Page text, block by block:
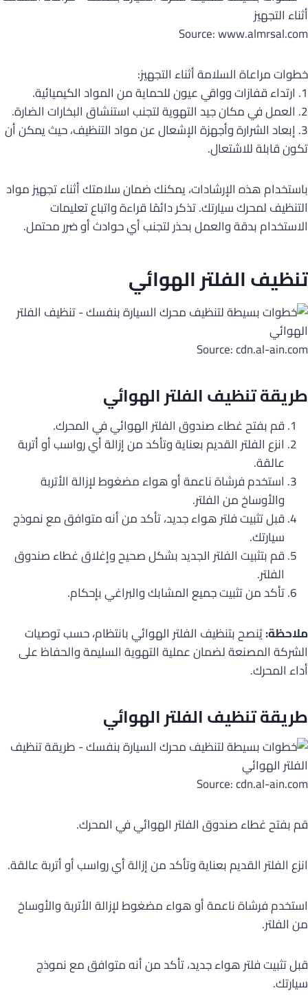
Source: www.almrsal.com
خطوات مراعاة السلامة أثناء التجهيز:
1. ارتداء قفازات وواقي عيون للحماية من المواد الكيميائية.
2. العمل في مكان جيد التهوية لتجنب استنشاق البخارات الضارة.
3. إبعاد الشرارة وأجهزة الإشعال عن مواد التنظيف، حيث يمكن أن
تكون قابلة للاشتعال.
باستخدام هذه الإرشادات، يمكنك ضمان سلامتك أثناء تجهيز مواد
التنظيف لمحرك سيارتك. تذكر دائمًا قراءة واتباع تعليمات
الاستخدام بدقة والعمل بحذر لتجنب أي حوادث أو ضرر محتمل.
تنظيف الفلتر الهوائي
Source: cdn.al-ain.com
طريقة تنظيف الفلتر الهوائي
قم بفتح غطاء صندوق الفلتر الهوائي في المحرك.
انزع الفلتر القديم بعناية وتأكد من إزالة أي رواسب أو أتربة
عالقة.
استخدم فرشاة ناعمة أو هواء مضغوط لإزالة الأتربة
والأوساخ من الفلتر.
قبل تثبيت فلتر هواء جديد، تأكد من أنه متوافق مع نموذج
سيارتك.
قم بتثبيت الفلتر الجديد بشكل صحيح وإغلاق غطاء صندوق
الفلتر.
تأكد من تثبيت جميع المشابك والبراغي بإحكام.
ملاحظة:يُنصح بتنظيف الفلتر الهوائي بانتظام، حسب توصيات
الشركة المصنعة لضمان عملية التهوية السليمة والحفاظ على
أداء المحرك.
طريقة تنظيف الفلتر الهوائي
Source: cdn.al-ain.com
قم بفتح غطاء صندوق الفلتر الهوائي في المحرك.
انزع الفلتر القديم بعناية وتأكد من إزالة أي رواسب أو أتربة عالقة.
استخدم فرشاة ناعمة أو هواء مضغوط لإزالة الأتربة والأوساخ
من الفلتر.
قبل تثبيت فلتر هواء جديد، تأكد من أنه متوافق مع نموذج
سيارتك.